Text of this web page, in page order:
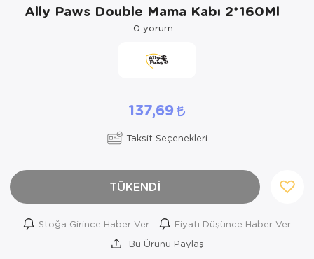
Ally Paws Double Mama Kabı 2*160Ml
0 yorum
137,69
Taksit Seçenekleri
TÜKENDİ
Stoğa Girince Haber Ver
Fiyatı Düşünce Haber Ver
Bu Ürünü Paylaş